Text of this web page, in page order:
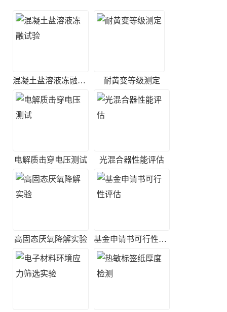
混凝土盐溶液冻融试验 耐黄变等级测定
电解质击穿电压测试 光混合器性能评估
高固态厌氧降解实验 基金申请书可行性评估